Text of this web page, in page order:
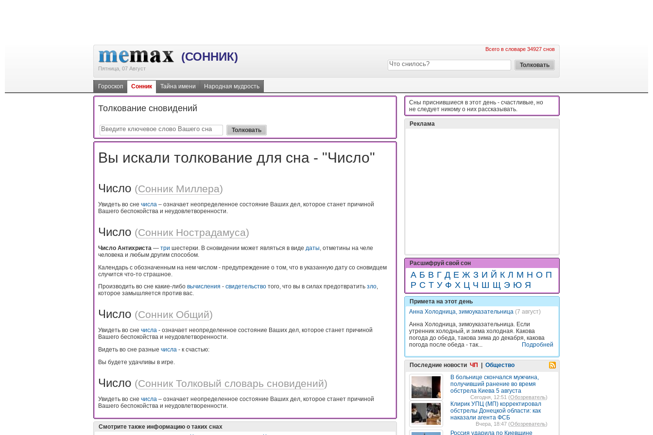
(СОННИК)
Пятница, 07 Август
Всего в словаре 34927 снов
Гороскоп Сонник Тайна имени Народная мудрость
Толкование сновидений
Вы искали толкование для сна - "Число"
Число (Сонник Миллера)
Увидеть во сне числа – означает неопределенное состояние Ваших дел, которое станет причиной
Вашего беспокойства и неудовлетворенности.
Число (Сонник Нострадамуса)
Число Антихриста — три шестерки. В сновидении может являться в виде даты , отметины на челе
человека и любым другим способом.
Календарь с обозначенным на нем числом - предупреждение о том, что в указанную дату со сновидцем
случится что-то страшное.
Производить во сне какие-либо вычисления - свидетельство того, что вы в силах предотвратить зло,
которое замышляется против вас.
Число (Сонник Общий)
Увидеть во сне числа - означает неопределенное состояние Ваших дел, которое станет причиной
Вашего беспокойства и неудовлетворенности.
Видеть во сне разные числа - к счастью:
Вы будете удачливы в игре.
Число (Сонник Толковый словарь сновидений)
Увидеть во сне числа – означает неопределенное состояние Ваших дел, которое станет причиной
Вашего беспокойства и неудовлетворенности.
Смотрите также информацию о таких снах
Сны приснившиеся в этот день - cчacтливыe, нo
нe cлeдyeт никoмy o ниx paccкaзывaть.
Реклама
Расшифруй свой сон
А Б В Г Д Е Ж З И Й К Л М Н О П
Р С Т У Ф Х Ц Ч Ш Щ Э Ю Я
Примета на этот день
Анна Холодница, зимоуказательница (7 август)
Анна Холодница, зимоуказательница. Если
утренник холодный, и зима холодная. Какова
погода до обеда, такова зима до декабря, какова
погода после обеда - так...
Подробней
Последние новости ЧП | Общество
В больнице скончался мужчина,
получивший ранение во время
обстрела Киева 5 августа
Сегодня, 12:51 (Обозреватель)
Клирик УПЦ (МП) корректировал
обстрелы Донецкой области: как
наказали агента ФСБ
Вчера, 18:47 (Обозреватель)
Россия ударила по Киевщине